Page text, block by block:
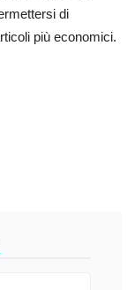
di
più economici.